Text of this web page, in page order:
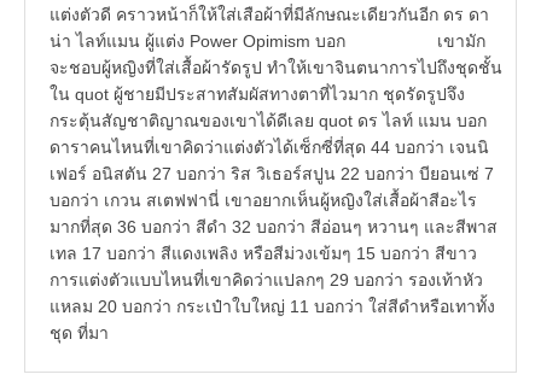
แต่งตัวดี คราวหน้าก็ให้ใส่เสือผ้าที่มีลักษณะเดียวกันอีก ดร ดา
น่า ไลท์แมน ผู้แต่ง Power Opimism บอก เขามัก
จะชอบผู้หญิงที่ใส่เสื้อผ้ารัดรูป ทำให้เขาจินตนาการไปถึงชุดชั้น
ใน quot ผู้ชายมีประสาทสัมผัสทางตาที่ไวมาก ชุดรัดรูปจึง
กระตุ้นสัญชาติญาณของเขาได้ดีเลย quot ดร ไลท์ แมน บอก
ดาราคนไหนที่เขาคิดว่าแต่งตัวได้เซ็กซี่ที่สุด 44 บอกว่า เจนนิ
เฟอร์ อนิสตัน 27 บอกว่า ริส วิเธอร์สปูน 22 บอกว่า บียอนเซ่ 7
บอกว่า เกวน สเตฟฟานี่ เขาอยากเห็นผู้หญิงใส่เสื้อผ้าสีอะไร
มากที่สุด 36 บอกว่า สีดำ 32 บอกว่า สีอ่อนๆ หวานๆ และสีพาส
เทล 17 บอกว่า สีแดงเพลิง หรือสีม่วงเข้มๆ 15 บอกว่า สีขาว
การแต่งตัวแบบไหนที่เขาคิดว่าแปลกๆ 29 บอกว่า รองเท้าหัว
แหลม 20 บอกว่า กระเป๋าใบใหญ่ 11 บอกว่า ใส่สีดำหรือเทาทั้ง
ชุด ที่มา